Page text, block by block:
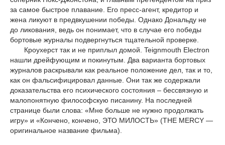
за самое быстрое плавание. Его пресс-агент, кредитор и
жена ликуют в предвкушении победы. Однако Дональду не
до ликования, ведь он понимает, что в случае его победы
бортовые журналы подвергнуться тщательной проверке.
Кроухерст так и не приплыл домой. Teignmouth Electron
нашли дрейфующим и покинутым. Два варианта бортовых
журналов раскрывали как реальное положение дел, так и то,
как он фальсифицировал данные. Они так же содержали
доказательства его психического состояния – бессвязную и
малопонятную философскую писанину. На последней
странице были слова: «Мне больше не нужно продолжать
игру» и «Кончено, кончено, ЭТО МИЛОСТЬ» (THE MERCY —
оригинальное название фильма).